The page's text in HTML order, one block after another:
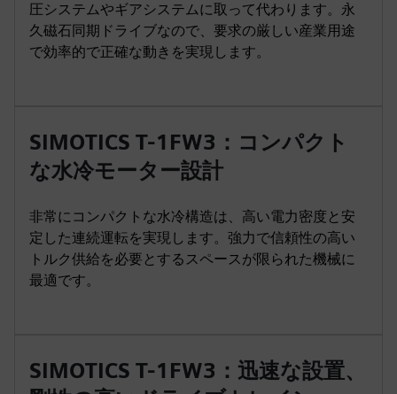
圧システムやギアシステムに取って代わります。永
久磁石同期ドライブなので、要求の厳しい産業用途
で効率的で正確な動きを実現します。
SIMOTICS T-1FW3：コンパクト
な水冷モーター設計
非常にコンパクトな水冷構造は、高い電力密度と安
定した連続運転を実現します。強力で信頼性の高い
トルク供給を必要とするスペースが限られた機械に
最適です。
SIMOTICS T-1FW3：迅速な設置、